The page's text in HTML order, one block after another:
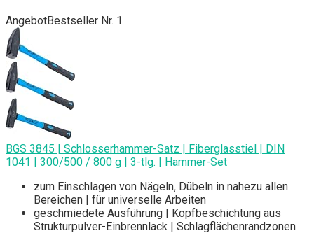
AngebotBestseller Nr. 1
BGS 3845 | Schlosserhammer-Satz | Fiberglasstiel | DIN
1041 | 300/500 / 800 g | 3-tlg. | Hammer-Set
zum Einschlagen von Nägeln, Dübeln in nahezu allen
Bereichen | für universelle Arbeiten
geschmiedete Ausführung | Kopfbeschichtung aus
Strukturpulver-Einbrennlack | Schlagflächenrandzonen